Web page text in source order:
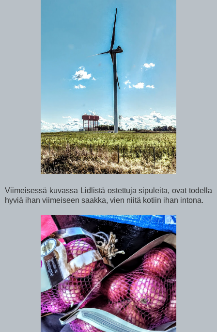
Viimeisessä kuvassa Lidlistä ostettuja sipuleita, ovat todella
hyviä ihan viimeiseen saakka, vien niitä kotiin ihan intona.